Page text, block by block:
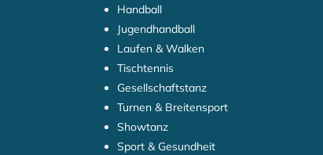
Handball
Jugendhandball
Laufen & Walken
Tischtennis
Gesellschaftstanz
Turnen & Breitensport
Showtanz
Sport & Gesundheit